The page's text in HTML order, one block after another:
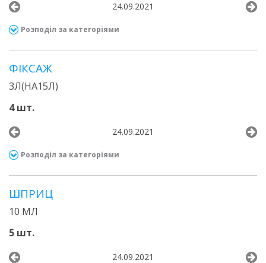
24.09.2021
Розподіл за категоріями
ФІКСАЖ
3Л(НА15Л)
4 шт.
24.09.2021
Розподіл за категоріями
ШПРИЦ
10 МЛ
5 шт.
24.09.2021